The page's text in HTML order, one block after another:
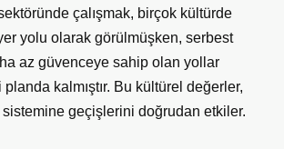
çalışmak, birçok kültürde
yolu olarak görülmüşken, serbest
az güvenceye sahip olan yollar
kalmıştır. Bu kültürel değerler,
geçişlerini doğrudan etkiler.